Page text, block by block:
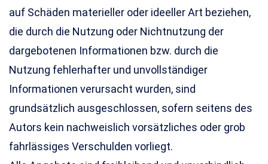
auf Schäden materieller oder ideeller Art beziehen,
die durch die Nutzung oder Nichtnutzung der
dargebotenen Informationen bzw. durch die
Nutzung fehlerhafter und unvollständiger
Informationen verursacht wurden, sind
grundsätzlich ausgeschlossen, sofern seitens des
Autors kein nachweislich vorsätzliches oder grob
fahrlässiges Verschulden vorliegt.